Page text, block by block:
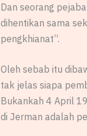
Dan seorang
dihentikan sama
pengkhianat”.
Oleh sebab itu
tak jelas siapa
Bukankah 4 April
di Jerman adalah